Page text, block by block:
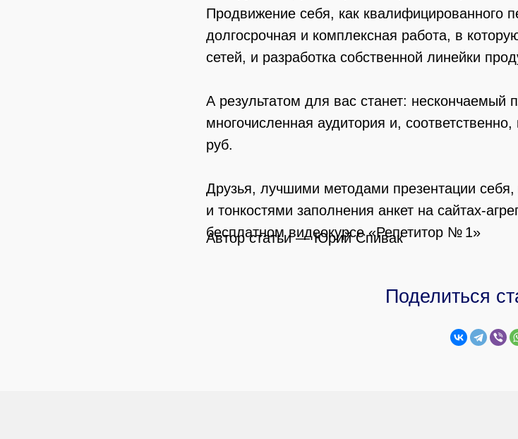
Продвижение себя, как квалифицированного
долгосрочная и комплексная работа, в
сетей, и разработка собственной линейки
А результатом для вас станет: нескончаемый
многочисленная аудитория и,
руб.
Друзья, лучшими методами презентации себя,
и тонкостями заполнения анкет на сайтах-
бесплатном видеокурсе «Репетитор № 1»
Автор статьи — Юрий Спивак
Поделиться